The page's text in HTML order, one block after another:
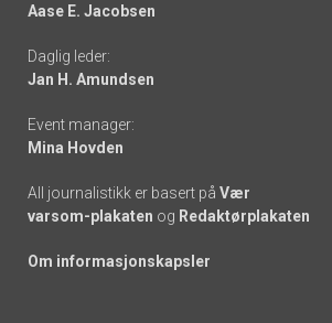
-
links
Aase E. Jacobsen
Daglig leder:
Jan H. Amundsen
Event manager:
Mina Hovden
All journalistikk er basert på Vær
varsom-plakaten og Redaktørplakaten
Om informasjonskapsler